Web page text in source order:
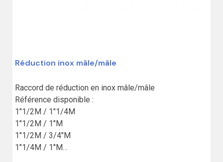
Réduction inox mâle/mâle
Raccord de réduction en inox mâle/mâle
Référence disponible :
1"1/2M / 1"1/4M
1"1/2M / 1"M
1"1/2M / 3/4"M
1"1/4M / 1"M